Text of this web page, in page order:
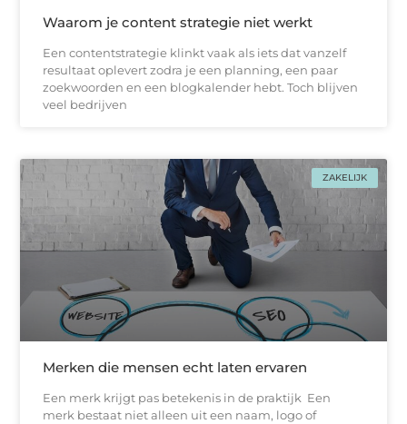
Waarom je content strategie niet werkt
Een contentstrategie klinkt vaak als iets dat vanzelf
resultaat oplevert zodra je een planning, een paar
zoekwoorden en een blogkalender hebt. Toch blijven
veel bedrijven
ZAKELIJK
Merken die mensen echt laten ervaren
Een merk krijgt pas betekenis in de praktijk Een
merk bestaat niet alleen uit een naam, logo of